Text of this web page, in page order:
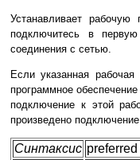
Устанавливает
подключитесь в первую
соединения с сетью.
Если указанная
программное
подключение к этой
произведено
Синтаксис